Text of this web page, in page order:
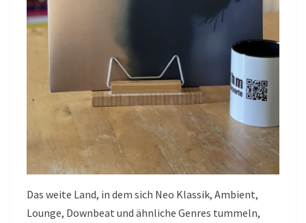
Das weite Land, in dem sich Neo Klassik, Ambient,
Lounge, Downbeat und ähnliche Genres tummeln,